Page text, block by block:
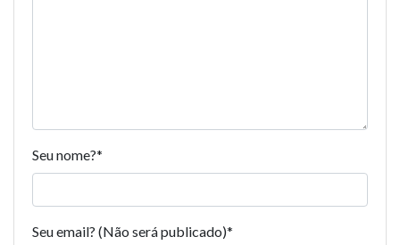
Seu nome?*
Seu email? (Não será publicado)*